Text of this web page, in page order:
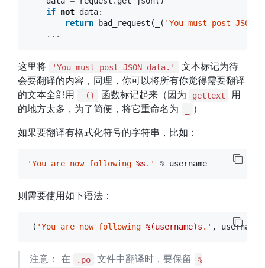
if not data:
return
bad_request ( ( 'You must post JSON
...
这里将 'You must post JSON data.'
文本标记为待
会要翻译的内容，同理，你可以将所有你觉得需要翻译
的文本全部用
_() 函数标记起来（因为 gettext
用
的地方太多，为了简便，将它重命名为
）
如果要翻译有格式化符号的字符串，比如：
'You are now following %s .' % username
则需要使用如下语法：
( 'You are now following %(username)s .' , username
注意： 在 .po 文件中翻译时，要保留
%